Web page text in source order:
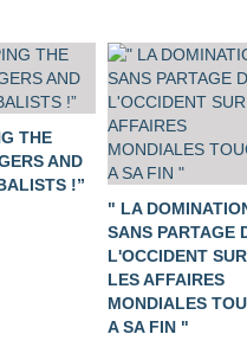
THE
AND
!”
" LA
SANS PARTAGE
L'OCCIDENT SUR
LES AFFAIRES
MONDIALES
A SA FIN "